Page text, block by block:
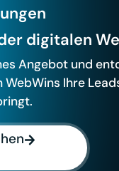
digitalen
Angebot und
Ihre